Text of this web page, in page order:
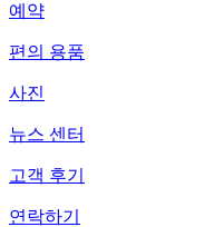
예약
편의 용품
사진
뉴스 센터
고객 후기
연락하기